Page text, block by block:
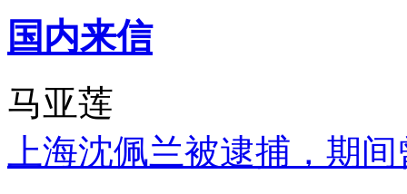
国内来信
马亚莲
上海沈佩兰被逮捕，期